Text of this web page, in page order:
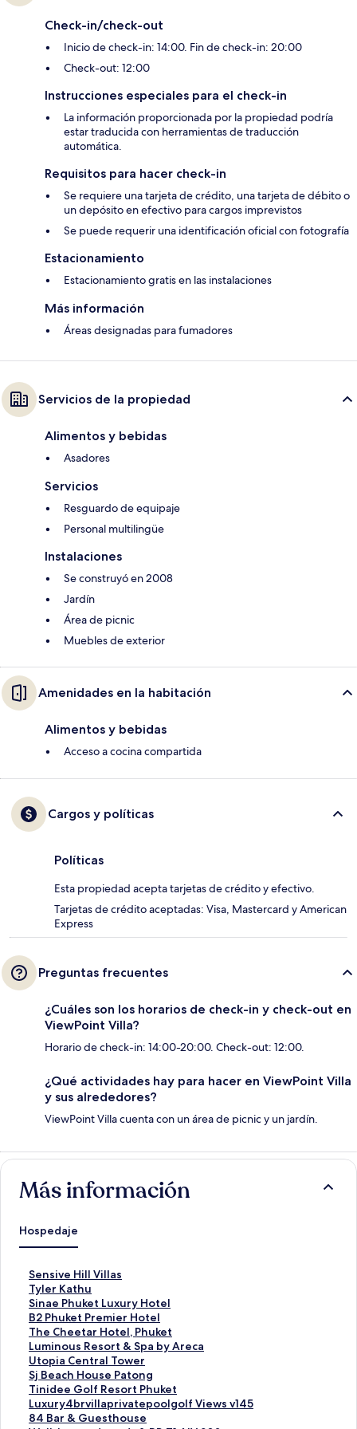
Check-in/check-out
Inicio de check-in: 14:00. Fin de check-in: 20:00
Check-out: 12:00
Instrucciones especiales para el check-in
La información proporcionada por la propiedad podría
estar traducida con herramientas de traducción
automática.
Requisitos para hacer check-in
Se requiere una tarjeta de crédito, una tarjeta de débito o
un depósito en efectivo para cargos imprevistos
Se puede requerir una identificación oficial con fotografía
Estacionamiento
Estacionamiento gratis en las instalaciones
Más información
Áreas designadas para fumadores
Servicios de la propiedad
Alimentos y bebidas
Asadores
Servicios
Resguardo de equipaje
Personal multilingüe
Instalaciones
Se construyó en 2008
Jardín
Área de picnic
Muebles de exterior
Amenidades en la habitación
Alimentos y bebidas
Acceso a cocina compartida
Cargos y políticas
Políticas
Esta propiedad acepta tarjetas de crédito y efectivo.
Tarjetas de crédito aceptadas: Visa, Mastercard y American
Express
Preguntas frecuentes
¿Cuáles son los horarios de check-in y check-out en
ViewPoint Villa?
Horario de check-in: 14:00-20:00. Check-out: 12:00.
¿Qué actividades hay para hacer en ViewPoint Villa
y sus alrededores?
ViewPoint Villa cuenta con un área de picnic y un jardín.
Más información
Hospedaje
Sensive Hill Villas
E
n
l
a
c
e
p
a
r
a
a
Tyler Kathu
E
n
l
a
c
e
p
a
r
a
Sinae Phuket Luxury Hotel
E
n
l
a
c
e
p
a
r
B2 Phuket Premier Hotel
E
n
l
a
c
e
p
a
The Cheetar Hotel, Phuket
E
n
l
a
c
e
p
Luminous Resort & Spa by Areca
E
n
l
a
c
e
Utopia Central Tower
E
n
l
a
c
Sj Beach House Patong
E
n
l
a
Tinidee Golf Resort Phuket
E
n
l
Luxury4brvillaprivatepoolgolf Views v145
E
n
84 Bar & Guesthouse
E